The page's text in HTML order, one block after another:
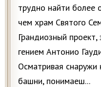
трудно найти более
чем храм Святого
Грандиозный
гением Антонио
Осматривая
башни, понимаеш...